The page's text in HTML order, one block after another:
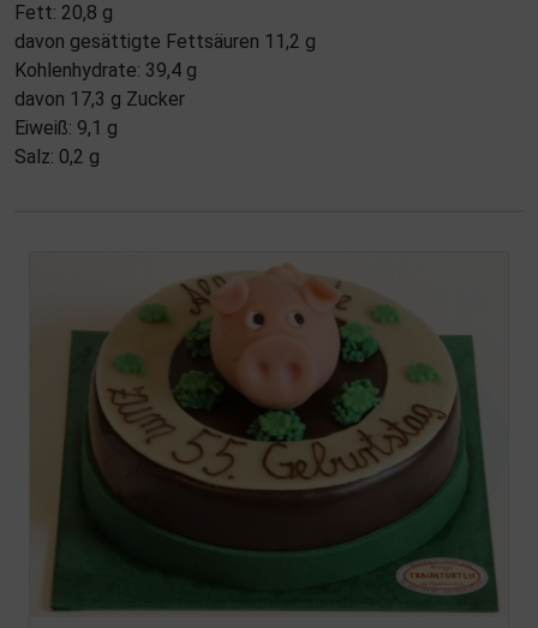
Fett: 20,8 g
davon gesättigte Fettsäuren 11,2 g
Kohlenhydrate: 39,4 g
davon 17,3 g Zucker
Eiweiß: 9,1 g
Salz: 0,2 g